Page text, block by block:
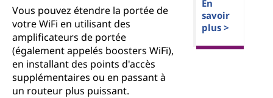
Vous pouvez étendre la portée de
votre WiFi en utilisant des
amplificateurs de portée
(également appelés boosters WiFi),
en installant des points d'accès
supplémentaires ou en passant à
un routeur plus puissant.
En
savoir
plus >